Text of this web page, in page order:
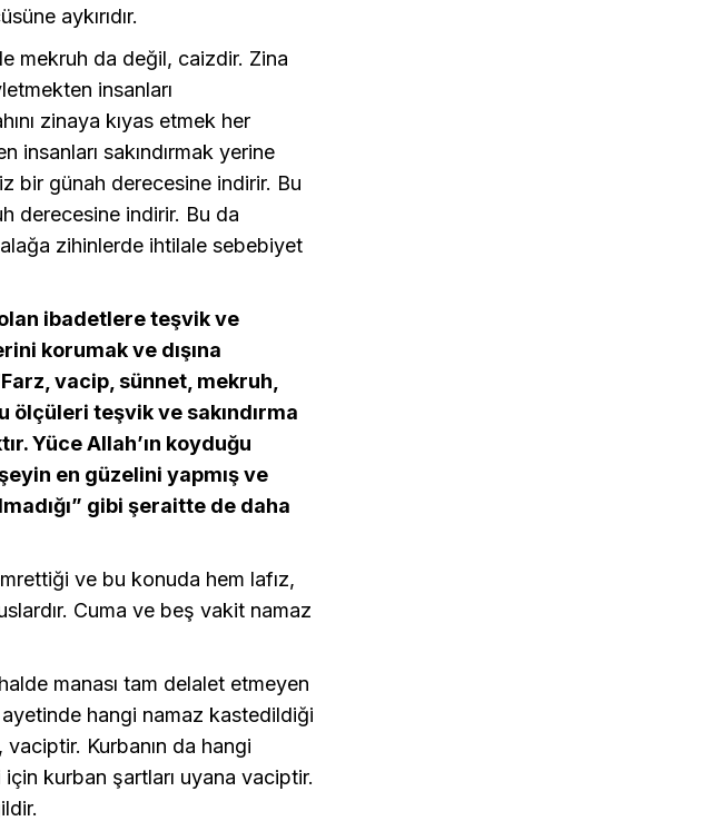
aykırıdır.
mekruh da değil, caizdir. Zina
insanları
zinaya kıyas etmek her
sakındırmak yerine
bir günah derecesine indirir. Bu
derecesine indirir. Bu da
zihinlerde ihtilale sebebiyet
ibadetlere teşvik ve
korumak ve dışına
vacip, sünnet, mekruh,
ölçüleri teşvik ve sakındırma
Yüce Allah’ın koyduğu
en güzelini yapmış ve
gibi şeraitte de daha
ve bu konuda hem lafız,
Cuma ve beş vakit namaz
manası tam delalet etmeyen
ayetinde hangi namaz kastedildiği
vaciptir. Kurbanın da hangi
kurban şartları uyana vaciptir.